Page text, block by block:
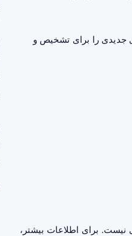
جدیدی را برای تشخیص و
برای اطلاعات بیشتر،